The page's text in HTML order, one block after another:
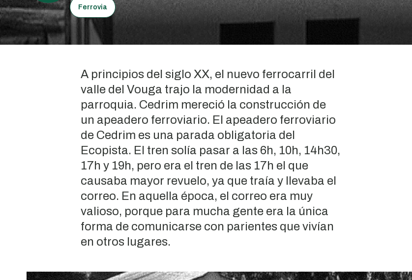
Ferrovia
A principios del siglo XX, el nuevo ferrocarril del
valle del Vouga trajo la modernidad a la
parroquia. Cedrim mereció la construcción de
un apeadero ferroviario. El apeadero ferroviario
de Cedrim es una parada obligatoria del
Ecopista. El tren solía pasar a las 6h, 10h, 14h30,
17h y 19h, pero era el tren de las 17h el que
causaba mayor revuelo, ya que traía y llevaba el
correo. En aquella época, el correo era muy
valioso, porque para mucha gente era la única
forma de comunicarse con parientes que vivían
en otros lugares.